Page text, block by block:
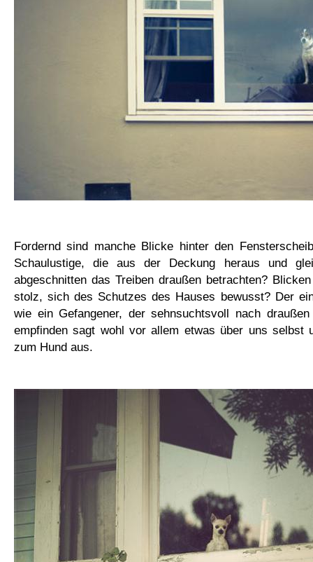
Fordernd sind manche Blicke hinter den
Schaulustige, die aus der Deckung heraus und
abgeschnitten das Treiben draußen betrachten?
stolz, sich des Schutzes des Hauses bewusst? Der
wie ein Gefangener, der sehnsuchtsvoll nach
empfinden sagt wohl vor allem etwas über uns selbst
zum Hund aus.